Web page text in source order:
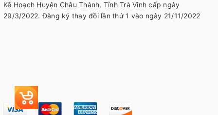
Kế Hoạch Huyện Châu Thành, Tỉnh Trà Vinh cấp ngày
29/3/2022. Đăng ký thay đồi lần thứ 1 vào ngày 21/11/2022